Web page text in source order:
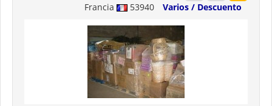
Francia 53940 Varios / Descuento